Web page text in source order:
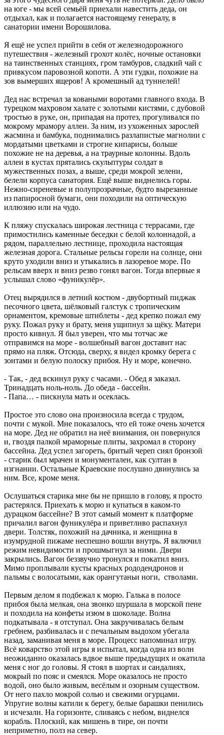
на юге - мы всей семьёй приехали навестить деда, он
отдыхал, как и полагается настоящему генералу, в
санатории имени Ворошилова.
Я ещё не успел прийти в себя от железнодорожного
путешествия - железный грохот колёс, ночные остановки
на таинственных станциях, гром тамбуров, сладкий чай с
привкусом паровозной копоти. А эти гудки, похожие на
зов вымерших ящеров! А кромешный ад туннелей!
Дед нас встречал за коваными воротами главного входа. В
турецком махровом халате с золотыми кистями, с дубовой
тростью в руке, он, припадая на протез, прогуливался по
мокрому мрамору аллеи. За ним, из ухоженных зарослей
жасмина и бамбука, поднимались разлапистые магнолии с
мордатыми цветками и строгие кипарисы, больше
похожие не на деревья, а на траурные колонны. Вдоль
аллеи в кустах прятались скульптуры солдат в
мужественных позах, а выше, среди мокрой зелени,
белели корпуса санатория. Ещё выше виднелись горы.
Нежно-сиреневые и полупрозрачные, будто вырезанные
из папиросной бумаги, они походили на оптическую
иллюзию или на чудо.
К пляжу спускалась широкая лестница с террасами, где
примостились каменные беседки с белой колоннадой, а
рядом, параллельно лестнице, проходила настоящая
железная дорога. Стальные рельсы горели на солнце, они
круто уходили вниз и утыкались в лазоревое море. По
рельсам вверх и вниз резво гонял вагон. Тогда впервые я
услышал слово «фуникулёр».
Отец вырядился в летний костюм - двубортный пиджак
песочного цвета, шёлковый галстук с тропическим
орнаментом, кремовые штиблеты - дед крепко пожал ему
руку. Пожал руку и брату, меня ущипнул за щёку. Матери
просто кивнул. Я был уверен, что мы тотчас же
отправимся на море - волшебный вагон доставит нас
прямо на пляж. Отсюда, сверху, я видел кромку берега с
зонтами и белую полоску прибоя. Ну и море, конечно.
- Так, - дед вскинул руку с часами. - Обед я заказал.
Тринадцать ноль-ноль. До обеда - бассейн.
- Папа… - пискнула мать и осеклась.
Простое это слово она произносила всегда с трудом,
почти с мукой. Мне показалось, что ей тоже очень хочется
на море. Дед не обратил на неё внимания, он повернулся
и, гвоздя палкой мраморные плиты, захромал в сторону
бассейна. Дед успел загореть, бритый череп сиял бронзой
- старик был мрачен и монументален, как султан в
изгнании. Остальные Краевские послушно двинулись за
ним. Все, кроме меня.
Ослушаться старика мне бы не пришло в голову, я просто
растерялся. Приехать к морю и купаться в каком-то
дурацком бассейне? В этот самый момент к платформе
причалил вагон фуникулёра и приветливо распахнул
двери. Толстяк, похожий на дачника, и женщина в
изумрудной пижаме неспешно вошли внутрь. Я включил
режим невидимости и прошмыгнул за ними. Двери
закрылись. Вагон беззвучно тронулся и покатил вниз.
Мимо проплывали кусты красных рододендронов и
пальмы с волосатыми, как орангутаньи ноги, стволами.
Первым делом я подбежал к морю. Галька в полосе
прибоя была мелкая, она звонко шуршала в морской пене
и походила на конфеты изюм в шоколаде. Волна
подкатывала - я отступал. Она закручивалась белым
гребнем, разбивалась и с печальным выдохом убегала
назад, заманивая меня в море. Процесс напоминал игру.
Всё коварство этой игры я испытал, когда одна из волн
неожиданно оказалась вдвое выше предыдущих и окатила
меня с ног до головы. Я стоял в шортах и сандалиях,
мокрый по пояс и смеялся. Море оказалось не просто
водой, оно было живым, весёлым и озорным существом.
От него пахло мокрой солью и свежими огурцами.
Упругие волны катили к берегу, белые барашки пенились
и исчезали. На горизонте, сливаясь с небом, виднелся
корабль. Плоский, как мишень в тире, он почти
неприметно, полз на север.